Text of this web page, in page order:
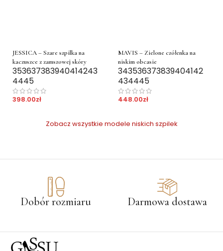
JESSICA – Szare szpilka na
kaczuszce z zamszowej skóry
353637383940414243
4445
398.00zł
MAVIS – Zielone czółenka na
niskim obcasie
343536373839404142
434445
448.00zł
Zobacz wszystkie modele niskich szpilek
Dobór rozmiaru Darmowa dostawa